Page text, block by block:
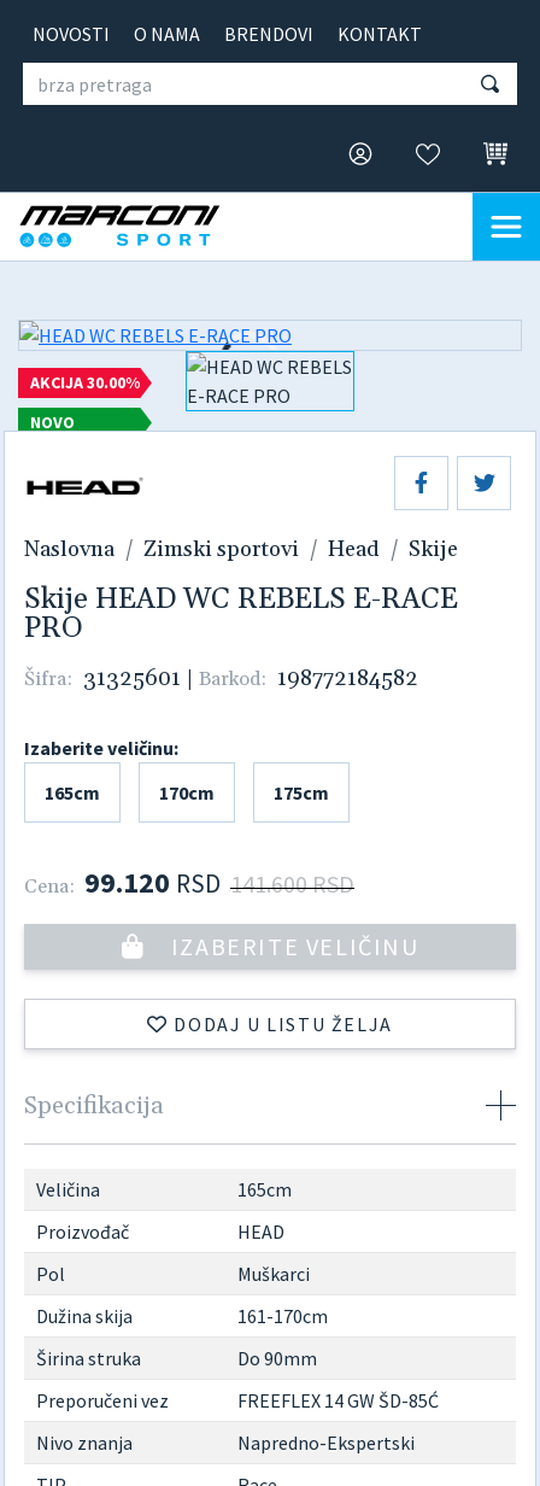
NOVOSTI O NAMA BRENDOVI KONTAKT
AKCIJA 30.00%
NOVO
Naslovna Zimski sportovi Head Skije
Skije HEAD WC REBELS E-RACE
PRO
Šifra: 31325601 | Barkod: 198772184582
Izaberite veličinu:
165cm
170cm 175cm
Cena: 99.120 RSD 141.600 RSD
IZABERITE VELIČINU
DODAJ U LISTU ŽELJA
Specifikacija
Veličina
165cm
Proizvođač
HEAD
Pol
Muškarci
Dužina skija
161-170cm
Širina struka
Do 90mm
Preporučeni vez
FREEFLEX 14 GW ŠD-85Ć
Nivo znanja
Napredno-Ekspertski